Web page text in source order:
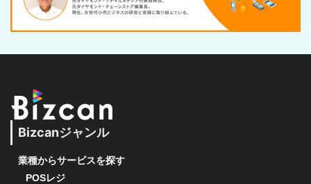
Bizcanジャンル
業種からサービスを探す
POSレジ